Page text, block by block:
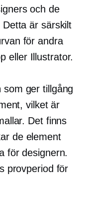
och de
är särskilt
för andra
eller Illustrator.
som ger tillgång
vilket är
Det finns
de element
för designern.
provperiod för